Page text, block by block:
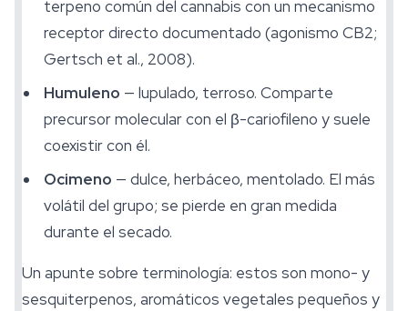
terpeno común del cannabis con un mecanismo
receptor directo documentado (agonismo CB2;
Gertsch et al., 2008).
Humuleno — lupulado, terroso. Comparte
precursor molecular con el β-cariofileno y suele
coexistir con él.
Ocimeno — dulce, herbáceo, mentolado. El más
volátil del grupo; se pierde en gran medida
durante el secado.
Un apunte sobre terminología: estos son mono- y
sesquiterpenos, aromáticos vegetales pequeños y